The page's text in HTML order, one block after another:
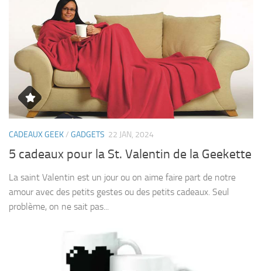
CADEAUX GEEK/ GADGETS 22 JAN, 2024
5 cadeaux pour la St. Valentin de la Geekette
La saint Valentin est un jour ou on aime faire part de notre
amour avec des petits gestes ou des petits cadeaux. Seul
problème, on ne sait pas...